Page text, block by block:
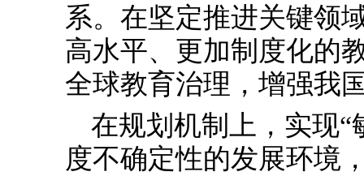
系。在坚定推进关键领
高水平、更加制度化的
全球教育治理，增强我
在规划机制上，实现“
度不确定性的发展环境